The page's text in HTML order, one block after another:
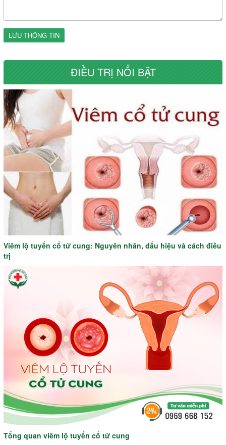
LƯU THÔNG TIN
ĐIỀU TRỊ NỔI BẬT
Viêm lộ tuyến cổ tử cung: Nguyên nhân, dấu hiệu và cách điều
trị
Tổng quan viêm lộ tuyến cổ tử cung